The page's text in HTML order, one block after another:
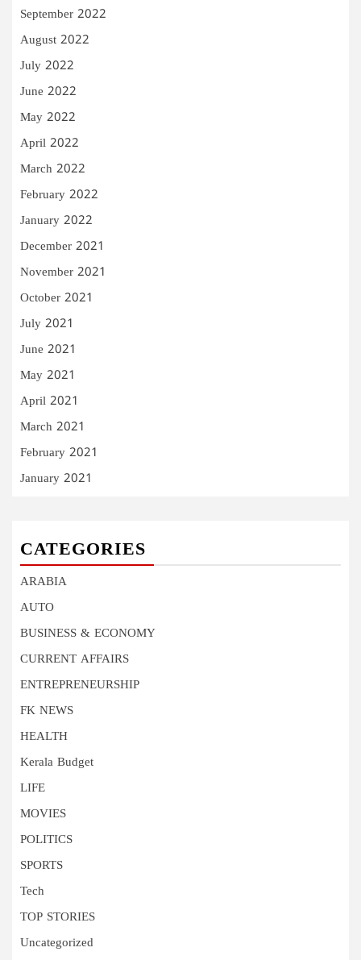
September 2022
August 2022
July 2022
June 2022
May 2022
April 2022
March 2022
February 2022
January 2022
December 2021
November 2021
October 2021
July 2021
June 2021
May 2021
April 2021
March 2021
February 2021
January 2021
CATEGORIES
ARABIA
AUTO
BUSINESS & ECONOMY
CURRENT AFFAIRS
ENTREPRENEURSHIP
FK NEWS
HEALTH
Kerala Budget
LIFE
MOVIES
POLITICS
SPORTS
Tech
TOP STORIES
Uncategorized